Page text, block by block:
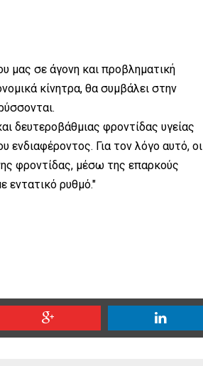
μας σε άγονη και προβληματική
κίνητρα, θα συμβάλει στην
δευτεροβάθμιας φροντίδας υγείας
Για τον λόγο αυτό, οι
φροντίδας, μέσω της επαρκούς
εντατικό ρυθμό."